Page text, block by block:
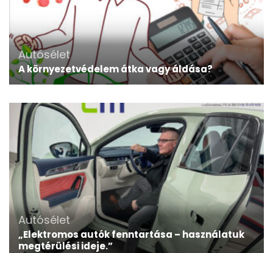
Autósélet
A környezetvédelem átka vagy áldása?
Autósélet
„Elektromos autók fenntartása – használatuk
megtérülési ideje.”